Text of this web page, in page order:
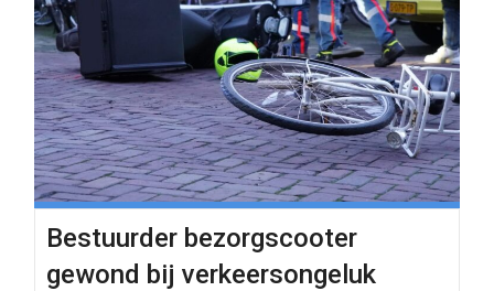
Bestuurder bezorgscooter
gewond bij verkeersongeluk